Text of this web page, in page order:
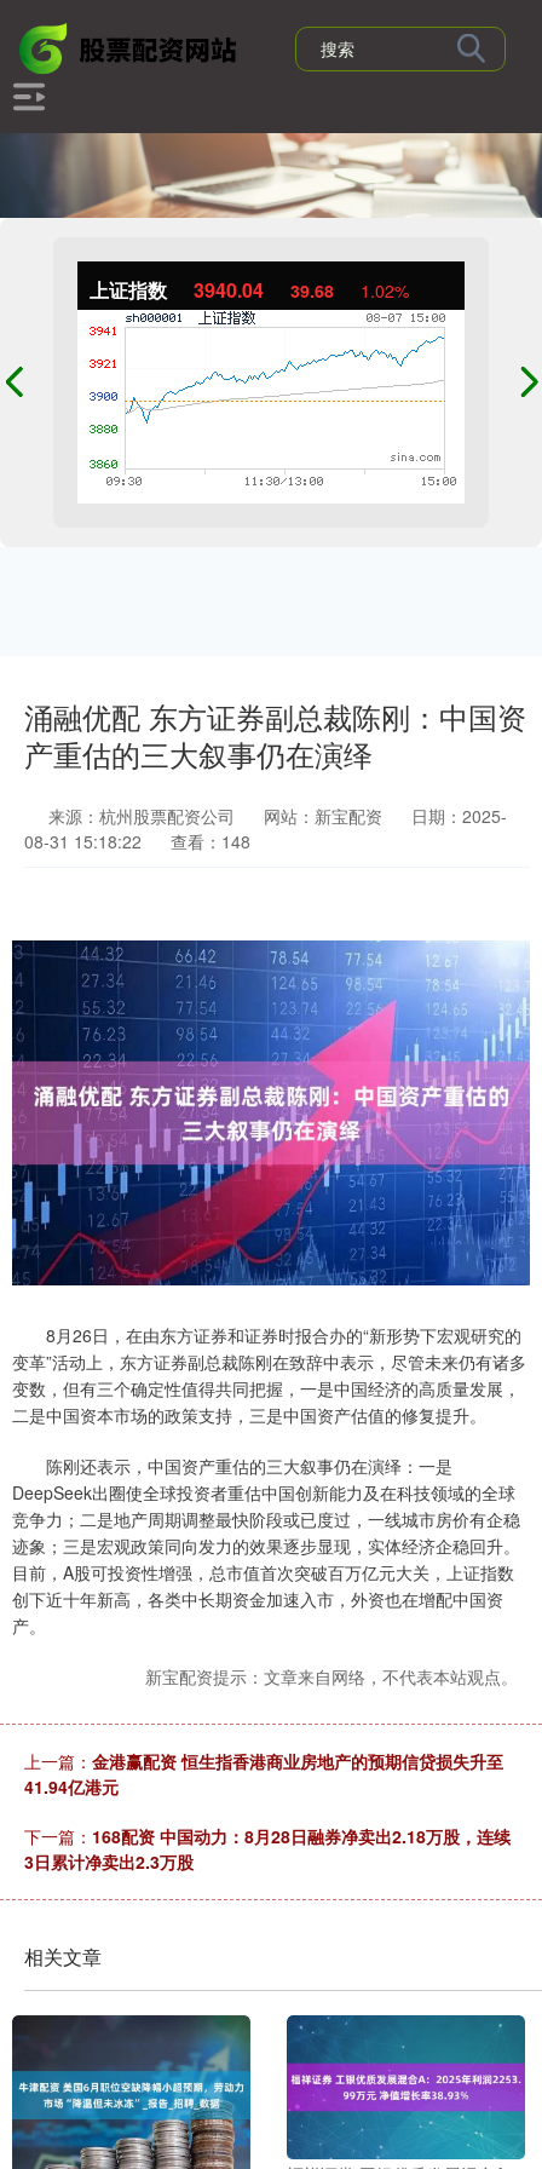
上证指数 3940.04 39.68 1.02%
涌融优配 东方证券副总裁陈刚：中国资
产重估的三大叙事仍在演绎
来源：杭州股票配资公司 网站：新宝配资
日期：2025-
08-31 15:18:22
查看：148
8月26日，在由东方证券和证券时报合办的“新形势下宏观研究的
变革”活动上，东方证券副总裁陈刚在致辞中表示，尽管未来仍有诸多
变数，但有三个确定性值得共同把握，一是中国经济的高质量发展，
二是中国资本市场的政策支持，三是中国资产估值的修复提升。
陈刚还表示，中国资产重估的三大叙事仍在演绎：一是
DeepSeek出圈使全球投资者重估中国创新能力及在科技领域的全球
竞争力；二是地产周期调整最快阶段或已度过，一线城市房价有企稳
迹象；三是宏观政策同向发力的效果逐步显现，实体经济企稳回升。
目前，A股可投资性增强，总市值首次突破百万亿元大关，上证指数
创下近十年新高，各类中长期资金加速入市，外资也在增配中国资
产。
新宝配资提示：文章来自网络，不代表本站观点。
上一篇： 金港赢配资 恒生指香港商业房地产的预期信贷损失升至
41.94亿港元
下一篇： 168配资 中国动力：8月28日融券净卖出2.18万股，连续
3日累计净卖出2.3万股
相关文章